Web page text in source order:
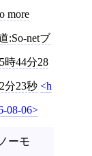
more
:So-netブ
時44分28
分23秒 h
08-06
ーモ